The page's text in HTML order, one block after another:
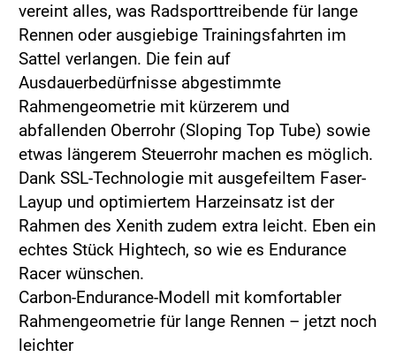
vereint alles, was Radsporttreibende für lange
Rennen oder ausgiebige Trainingsfahrten im
Sattel verlangen. Die fein auf
Ausdauerbedürfnisse abgestimmte
Rahmengeometrie mit kürzerem und
abfallenden Oberrohr (Sloping Top Tube) sowie
etwas längerem Steuerrohr machen es möglich.
Dank SSL-Technologie mit ausgefeiltem Faser-
Layup und optimiertem Harzeinsatz ist der
Rahmen des Xenith zudem extra leicht. Eben ein
echtes Stück Hightech, so wie es Endurance
Racer wünschen.
Carbon-Endurance-Modell mit komfortabler
Rahmengeometrie für lange Rennen – jetzt noch
leichter